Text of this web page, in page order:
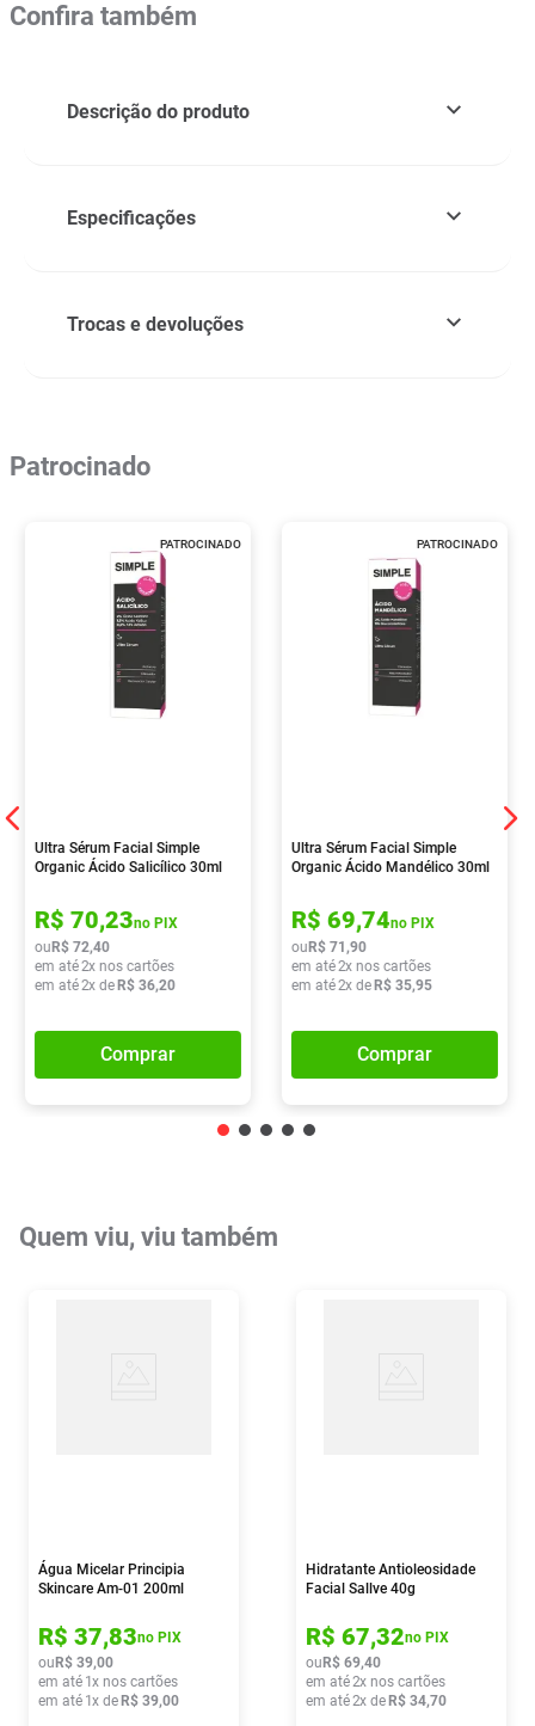
Confira também
Descrição do produto
Especificações
Trocas e devoluções
Patrocinado
PATROCINADO
Ultra Sérum Facial Simple
Organic Ácido Salicílico 30ml
R$ 70,23no PIX
ou R$ 72,40
em até2x nos cartões
em até2x de R$ 36,20
Comprar
PATROCINADO
Ultra Sérum Facial Simple
Organic Ácido Mandélico 30ml
R$ 69,74no PIX
ou R$ 71 ,90
em até2x nos cartões
em até2x de R$ 35,95
Comprar
Quem viu, viu também
Água Micelar Principia
Skincare Am-01 200ml
R$ 37,83no PIX
ou R$ 39,00
em até 1x nos cartões
em até 1x de R$ 39,00
Hidratante Antioleosidade
Facial Sallve 40g
R$ 67,32no PIX
ou R$ 69,40
em até2x nos cartões
em até2x de R$ 34,70